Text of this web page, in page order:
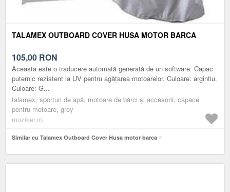
TALAMEX OUTBOARD COVER HUSA MOTOR BARCA
105,00 RON
Aceasta este o traducere automată generată de un software: Capac
puternic rezistent la UV pentru agățarea motoarelor. Culoare: argintiu.
Culoare: G...
talamex, sporturi de apă, motoare de bărci și accesorii, capace
pentru motoare, grey
muziker.ro
Similar cu Talamex Outboard Cover Husa motor barca